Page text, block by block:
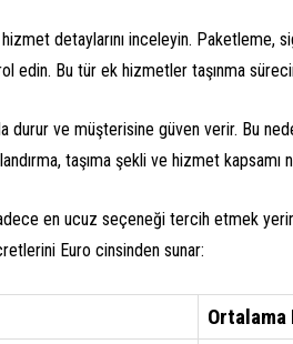
detaylarını inceleyin. Paketleme,
edin. Bu tür ek hizmetler taşınma
durur ve müşterisine güven verir. Bu
taşıma şekli ve hizmet
en ucuz seçeneği tercih etmek
Euro cinsinden sunar:
Ortalama